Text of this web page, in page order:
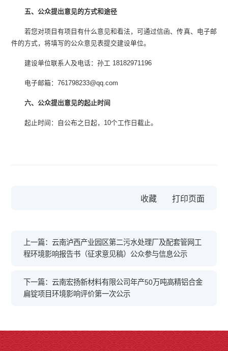
五、公众提出意见的方式和途径
若您对项目有项目有什么意见和看法，可通过信函、传真、电子邮
件的方式，将填写的公众意见表提交建设单位。
建设单位联系人及电话：孙工 18182971196
电子邮箱：761798233@qq.com
六、公众提出意见的起止时间
起止时间：自公布之日起，10个工作日截止。
收藏
上一篇：云南泸西产业园区第二污水处理厂及配套管网工
程环境影响报告书（征求意见稿）公众参与信息公示
下一篇：云南宏扬新材料有限公司年产50万吨高精铝合金
扁锭项目环境影响评价第一次公示